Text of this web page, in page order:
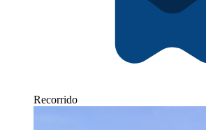
Recorrido